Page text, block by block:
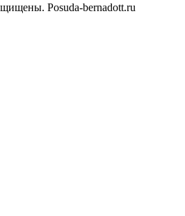
Posuda-bernadott.ru